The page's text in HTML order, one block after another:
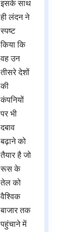
इसके साथ
ही लंदन ने
स्पष्ट
किया कि
वह उन
तीसरे देशों
की
कंपनियों
पर भी
दबाव
बढ़ाने को
तैयार है जो
रूस के
तेल को
वैश्विक
बाजार तक
पहुंचाने में